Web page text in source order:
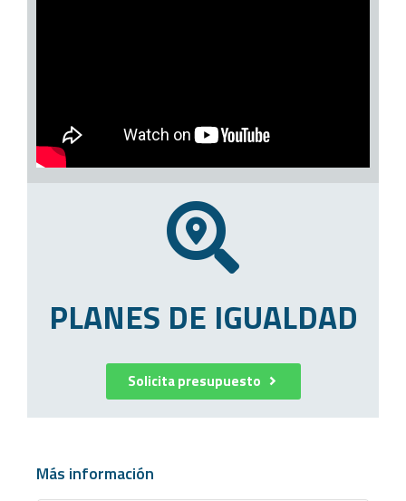
PLANES DE IGUALDAD
Solicita presupuesto
Más información